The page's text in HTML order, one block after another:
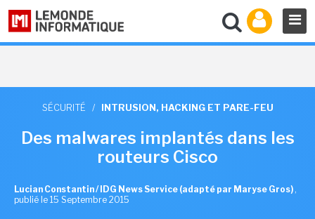
SÉCURITÉ / INTRUSION, HACKING ET PARE-FEU
Des malwares implantés dans les
routeurs Cisco
Lucian Constantin / IDG News Service (adapté par Maryse Gros) ,
publié le 15 Septembre 2015